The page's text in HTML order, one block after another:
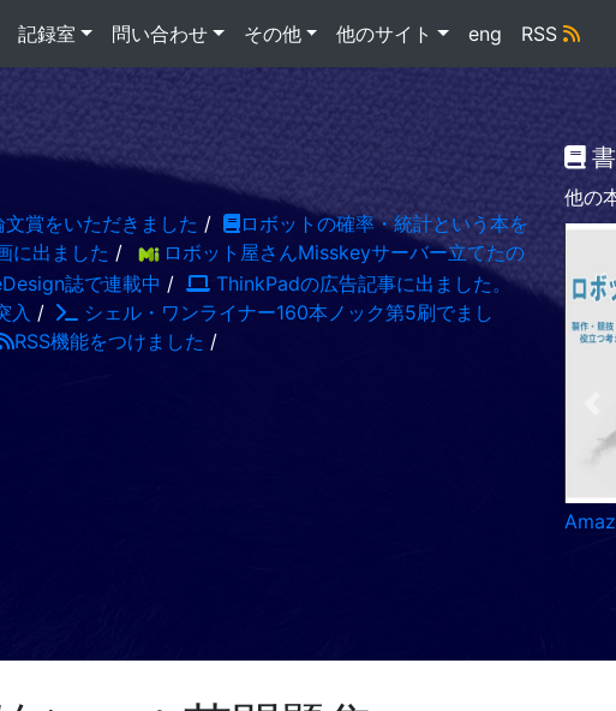
記録室 問い合わせ その他 他のサイト eng RSS
賞をいただきました /
ロボットの確率・統計という本を
に出ました /
ロボット屋さんMisskeyサーバー立てたの
誌で連載中 /
ThinkPadの広告記事に出ました。
入 /
シェル・ワンライナー160本ノック第5刷でまし
RSS機能をつけました /
他の